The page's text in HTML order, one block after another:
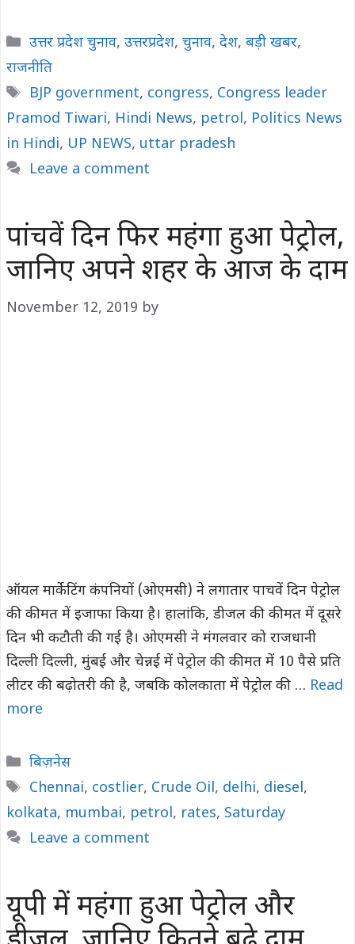
Categories
उत्तर प्रदेश चुनाव, उत्तरप्रदेश, चुनाव, देश, बड़ी खबर,
राजनीति
Tags
BJP government, congress, Congress leader
Pramod Tiwari, Hindi News, petrol, Politics News
in Hindi, UP NEWS, uttar pradesh
Leave a comment
पांचवें दिन फिर महंगा हुआ पेट्रोल,
जानिए अपने शहर के आज के दाम
November 12, 2019 by
ऑयल मार्केटिंग कंपनियों (ओएमसी) ने लगातार पाचवें दिन पेट्रोल
की कीमत में इजाफा किया है। हालांकि, डीजल की कीमत में दूसरे
दिन भी कटौती की गई है। ओएमसी ने मंगलवार को राजधानी
दिल्‍ली दिल्ली, मुंबई और चेन्नई में पेट्रोल की कीमत में 10 पैसे प्रति
लीटर की बढ़ोतरी की है, जबकि कोलकाता में पेट्रोल की … Read
more
Categories
बिज़नेस
Tags
Chennai, costlier, Crude Oil, delhi, diesel,
kolkata, mumbai, petrol, rates, Saturday
Leave a comment
यूपी में महंगा हुआ पेट्रोल और